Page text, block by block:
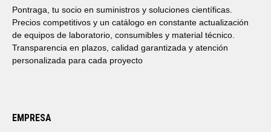
Pontraga, tu socio en suministros y soluciones científicas.
Precios competitivos y un catálogo en constante actualización
de equipos de laboratorio, consumibles y material técnico.
Transparencia en plazos, calidad garantizada y atención
personalizada para cada proyecto
EMPRESA